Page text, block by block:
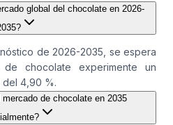
global del chocolate en 2026-
de 2026-2035, se espera
chocolate experimente un
del 4,90 %.
de chocolate en 2035